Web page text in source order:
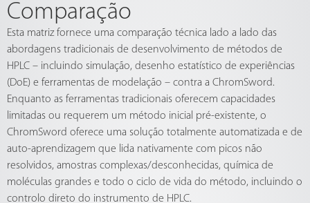
Comparação
Esta matriz fornece uma comparação técnica lado a lado das
abordagens tradicionais de desenvolvimento de métodos de
HPLC – incluindo simulação, desenho estatístico de experiências
(DoE) e ferramentas de modelação – contra a ChromSword.
Enquanto as ferramentas tradicionais oferecem capacidades
limitadas ou requerem um método inicial pré-existente, o
ChromSword oferece uma solução totalmente automatizada e de
auto-aprendizagem que lida nativamente com picos não
resolvidos, amostras complexas/desconhecidas, química de
moléculas grandes e todo o ciclo de vida do método, incluindo o
controlo direto do instrumento de HPLC.